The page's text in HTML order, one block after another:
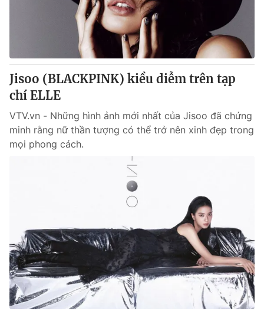
Tư vấn
Lịch phát sóng
Chuyên mục khác
Emagazine
Photo Infographic
Shorts video
VTV Thể thao
VTV Sức khoẻ Bất động sản
Thị trường 24h Tấm lòng Việt
VTV4 Vươn mình bằng AI
Jisoo (BLACKPINK) kiều diễm trên tạp
chí ELLE
VTV.vn - Những hình ảnh mới nhất của Jisoo đã chứng
minh rằng nữ thần tượng có thể trở nên xinh đẹp trong
mọi phong cách.